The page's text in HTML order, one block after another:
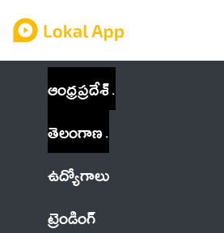
ఆంధ్రప్రదేశ్
తెలంగాణ
ఉద్యోగాలు
ట్రెండింగ్